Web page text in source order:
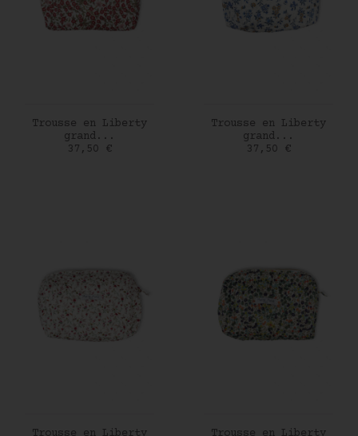
AJOUTER AU PANIER
Trousse en Liberty
grand...
Prix
37,50 €
AJOUTER AU PANIER
Trousse en Liberty
grand...
Prix
37,50 €
AJOUTER AU PANIER AJOUTER AU PANIER